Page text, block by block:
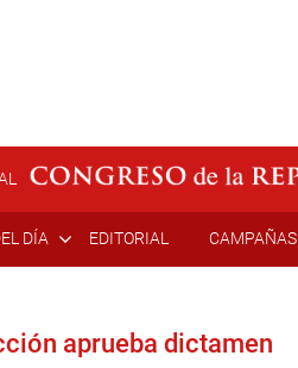
DÍA EDITORIAL CAMPAÑAS
aprueba dictamen